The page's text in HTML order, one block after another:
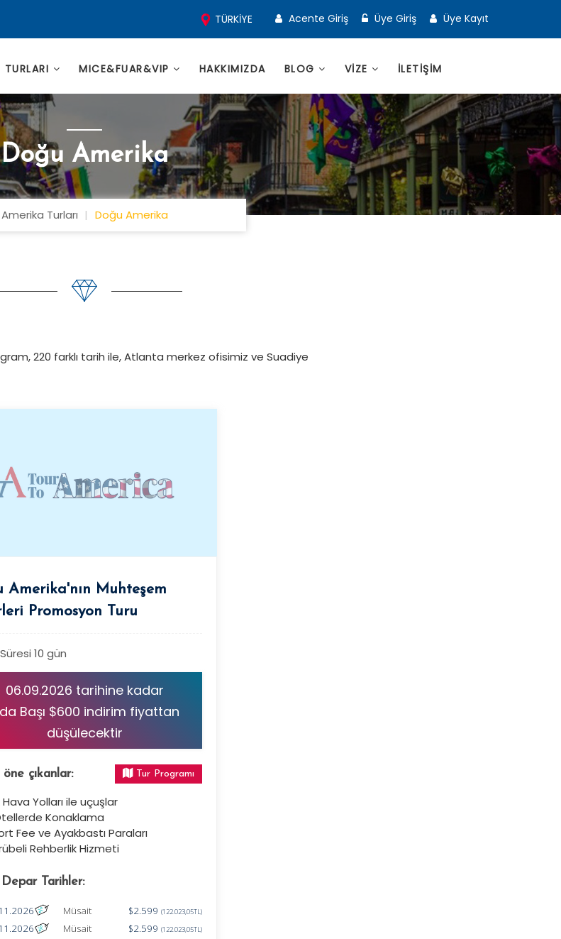
TÜRKİYE Acente Giriş Üye Giriş Üye Kayıt
TURLARI MICE&FUAR&VIP HAKKIMIZDA BLOG VİZE İLETİŞİM
Doğu Amerika
Amerika Turları Doğu Amerika
220 farklı tarih ile, Atlanta merkez ofisimiz ve Suadiye
Amerika'nın Muhteşem
Promosyon Turu
10 gün
06.09.2026 tarihine kadar
Başı $600 indirim fiyattan
düşülecektir
çıkanlar: Tur Programı
Hava Yolları ile uçuşlar
Konaklama
Fee ve Ayakbastı Paraları
Rehberlik Hizmeti
Tarihler:
Müsait $2.599 (122.023,05TL)
Müsait $2.599 (122.023,05TL)